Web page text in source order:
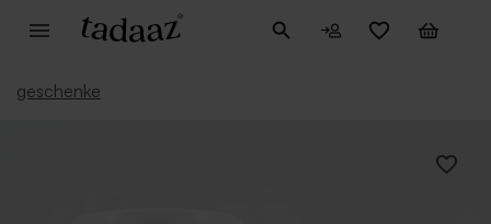
geschenke